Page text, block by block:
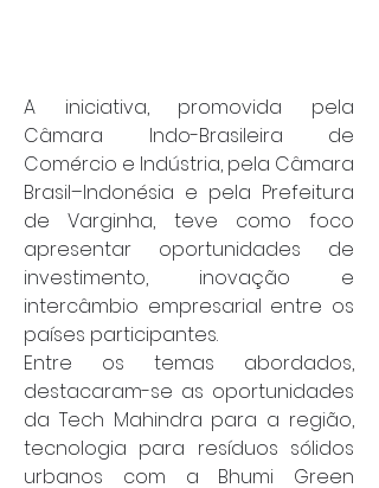
A iniciativa, promovida pela
Câmara Indo-Brasileira de
Comércio e Indústria, pela Câmara
Brasil–Indonésia e pela Prefeitura
de Varginha, teve como foco
apresentar oportunidades de
investimento, inovação e
intercâmbio empresarial entre os
países participantes.
Entre os temas abordados,
destacaram-se as oportunidades
da Tech Mahindra para a região,
tecnologia para resíduos sólidos
urbanos com a Bhumi Green